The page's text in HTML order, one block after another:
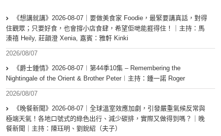
《想講就講》2026-08-07｜要做美食家 Foodie，最緊要講真話，對得
住觀眾；只要好食，也會撐小店食肆，希望佢哋能捱得住！｜主持：馬
溱禧 Heily, 莊韻澄 Xenia, 嘉賓：雅軒 Kinki
2026/08/07
《爵士鍾情》2026-08-07︱第44季10集 – Remembering the
Nightingale of the Orient & Brother Peter︱主持：鍾一諾 Roger
2026/08/07
《晚餐新聞》2026-08-07｜全球溫室效應加劇，引發嚴重氣候反常與
極端天氣！各地口號式的綠色出行、減少碳排，實際又做得到嗎？｜晚
餐新聞｜主持：陳珏明、劉銳紹（夫子）